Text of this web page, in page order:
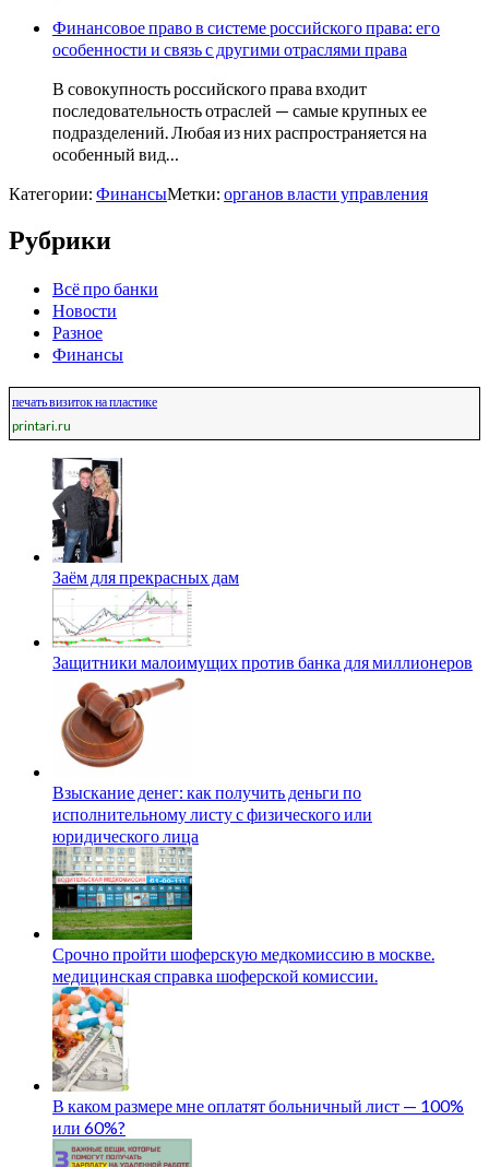
Финансовое право в системе российского права: его
особенности и связь с другими отраслями права
В совокупность российского права входит
последовательность отраслей — самые крупных ее
подразделений. Любая из них распространяется на
особенный вид…
Категории: ФинансыМетки: органов власти управления
Рубрики
Всё про банки
Новости
Разное
Финансы
печать визиток на пластике
printari.ru
Заём для прекрасных дам
Защитники малоимущих против банка для миллионеров
Взыскание денег: как получить деньги по
исполнительному листу с физического или
юридического лица
Срочно пройти шоферскую медкомиссию в москве.
медицинская справка шоферской комиссии.
В каком размере мне оплатят больничный лист — 100%
или 60%?